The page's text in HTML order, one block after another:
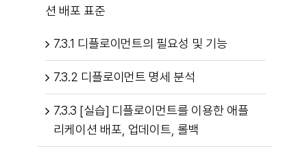
션 배포 표준
7.3.1 디플로이먼트의 필요성 및 기능
7.3.2 디플로이먼트 명세 분석
7.3.3 [실습] 디플로이먼트를 이용한 애플
리케이션 배포, 업데이트, 롤백